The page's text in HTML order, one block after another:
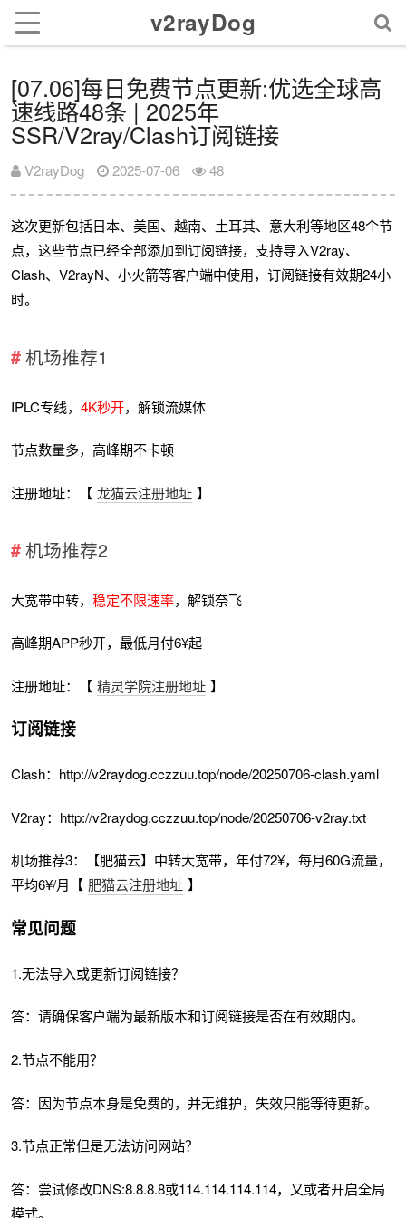
v2rayDog
[07.06]每日免费节点更新:优选全球高
速线路48条 | 2025年
SSR/V2ray/Clash订阅链接
V2rayDog 2025-07-06 48
这次更新包括日本、美国、越南、土耳其、意大利等地区48个节
点，这些节点已经全部添加到订阅链接，支持导入V2ray、
Clash、V2rayN、小火箭等客户端中使用，订阅链接有效期24小
时。
机场推荐1
IPLC专线，4K秒开，解锁流媒体
节点数量多，高峰期不卡顿
注册地址：【 龙猫云注册地址 】
机场推荐2
大宽带中转，稳定不限速率，解锁奈飞
高峰期APP秒开，最低月付6¥起
注册地址：【 精灵学院注册地址 】
订阅链接
Clash：http://v2raydog.cczzuu.top/node/20250706-clash.yaml
V2ray：http://v2raydog.cczzuu.top/node/20250706-v2ray.txt
机场推荐3：【肥猫云】中转大宽带，年付72¥，每月60G流量，
平均6¥/月【 肥猫云注册地址 】
常见问题
1.无法导入或更新订阅链接？
答：请确保客户端为最新版本和订阅链接是否在有效期内。
2.节点不能用？
答：因为节点本身是免费的，并无维护，失效只能等待更新。
3.节点正常但是无法访问网站？
答：尝试修改DNS:8.8.8.8或114.114.114.114，又或者开启全局
模式。